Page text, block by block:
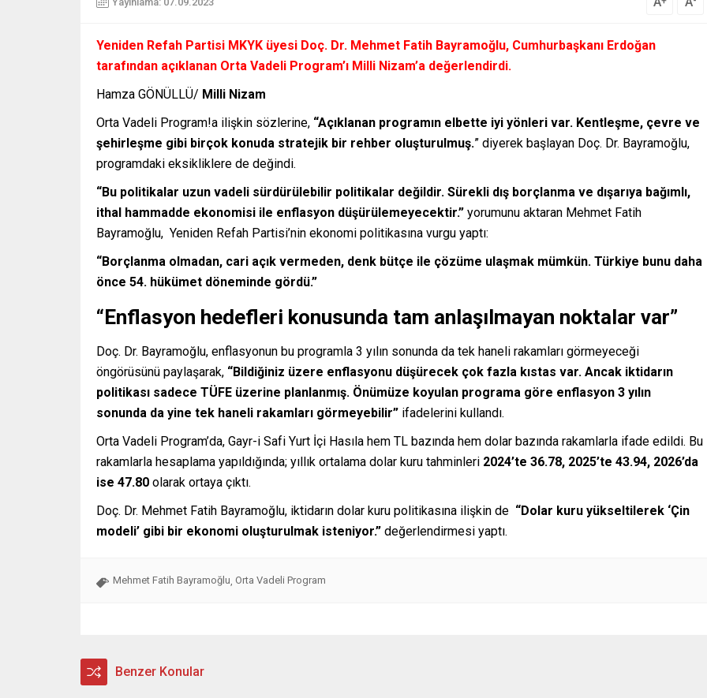
Yeniden Refah Partisi MKYK üyesi Doç. Dr. Mehmet Fatih Bayramoğlu, Cumhurbaşkanı Erdoğan
tarafından açıklanan Orta Vadeli Program’ı Milli Nizam’a değerlendirdi.
Hamza GÖNÜLLÜ/ Milli Nizam
Orta Vadeli Program!a ilişkin sözlerine, “Açıklanan programın elbette iyi yönleri var. Kentleşme, çevre ve
şehirleşme gibi birçok konuda stratejik bir rehber oluşturulmuş.” diyerek başlayan Doç. Dr. Bayramoğlu,
programdaki eksikliklere de değindi.
“Bu politikalar uzun vadeli sürdürülebilir politikalar değildir. Sürekli dış borçlanma ve dışarıya bağımlı,
ithal hammadde ekonomisi ile enflasyon düşürülemeyecektir.” yorumunu aktaran Mehmet Fatih
Bayramoğlu, Yeniden Refah Partisi’nin ekonomi politikasına vurgu yaptı:
“Borçlanma olmadan, cari açık vermeden, denk bütçe ile çözüme ulaşmak mümkün. Türkiye bunu daha
önce 54. hükümet döneminde gördü.”
“Enflasyon hedefleri konusunda tam anlaşılmayan noktalar var”
Doç. Dr. Bayramoğlu, enflasyonun bu programla 3 yılın sonunda da tek haneli rakamları görmeyeceği
öngörüsünü paylaşarak, “Bildiğiniz üzere enflasyonu düşürecek çok fazla kıstas var. Ancak iktidarın
politikası sadece TÜFE üzerine planlanmış. Önümüze koyulan programa göre enflasyon 3 yılın
sonunda da yine tek haneli rakamları görmeyebilir” ifadelerini kullandı.
Orta Vadeli Program’da, Gayr-i Safi Yurt İçi Hasıla hem TL bazında hem dolar bazında rakamlarla ifade edildi. Bu
rakamlarla hesaplama yapıldığında; yıllık ortalama dolar kuru tahminleri 2024’te 36.78, 2025’te 43.94, 2026’da
ise 47.80 olarak ortaya çıktı.
Doç. Dr. Mehmet Fatih Bayramoğlu, iktidarın dolar kuru politikasına ilişkin de “Dolar kuru yükseltilerek ‘Çin
modeli’ gibi bir ekonomi oluşturulmak isteniyor.” değerlendirmesi yaptı.
Mehmet Fatih Bayramoğlu, Orta Vadeli Program
Benzer Konular